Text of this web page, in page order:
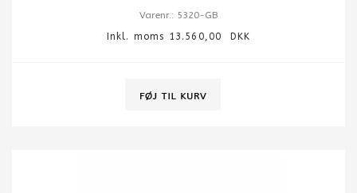
Varenr.: 5320-GB
Inkl. moms 13.560,00 DKK